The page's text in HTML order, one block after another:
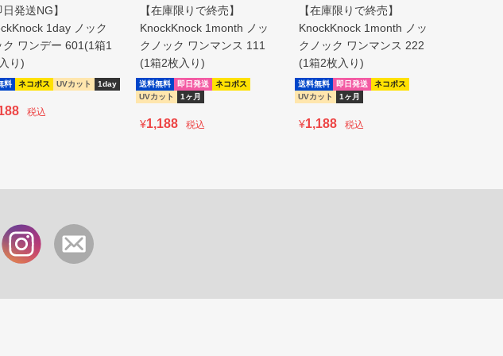
日発送NG】
1day ノック
ク ワンデー 601(1箱1
り)
料 ネコポス UVカット 1day
税込
【在庫限りで終売】
KnockKnock 1month ノッ
クノック ワンマンス 111
(1箱2枚入り)
送料無料 即日発送
ネコポス
UVカット
1ヶ月
¥1,188 税込
【在庫限りで終売】
KnockKnock 1month ノッ
クノック ワンマンス 222
(1箱2枚入り)
送料無料 即日発送
ネコポス
UVカット
1ヶ月
¥1,188 税込